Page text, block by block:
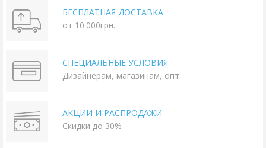
БЕСПЛАТНАЯ ДОСТАВКА
от 10.000грн.
СПЕЦИАЛЬНЫЕ УСЛОВИЯ
Дизайнерам, магазинам, опт.
АКЦИИ И РАСПРОДАЖИ
Скидки до 30%